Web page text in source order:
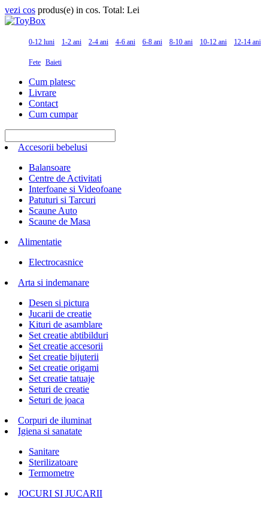
vezi cos produs(e) in cos. Total: Lei
0-12 luni 1-2 ani 2-4 ani 4-6 ani 6-8 ani 8-10 ani 10-12 ani 12-14 ani
Fete Baieti
Cum platesc
Livrare
Contact
Cum cumpar
Accesorii bebelusi
Balansoare
Centre de Activitati
Interfoane si Videofoane
Patuturi si Tarcuri
Scaune Auto
Scaune de Masa
Alimentatie
Electrocasnice
Arta si indemanare
Desen si pictura
Jucarii de creatie
Kituri de asamblare
Set creatie abtibilduri
Set creatie accesorii
Set creatie bijuterii
Set creatie origami
Set creatie tatuaje
Seturi de creatie
Seturi de joaca
Corpuri de iluminat
Igiena si sanatate
Sanitare
Sterilizatoare
Termometre
JOCURI SI JUCARII